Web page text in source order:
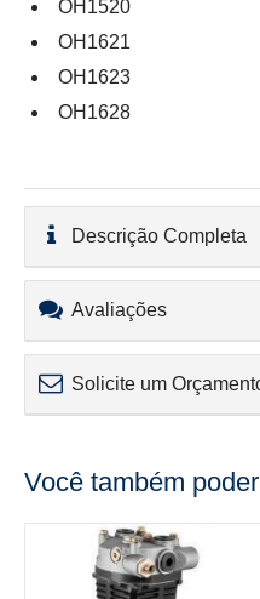
OH1520
OH1621
OH1623
OH1628
Descrição Completa
Avaliações
Solicite um
Você também